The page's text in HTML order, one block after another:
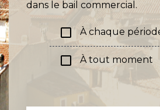
dans le bail commercial.
check_box_outline_blank À chaque
check_box_outline_blank À tout moment